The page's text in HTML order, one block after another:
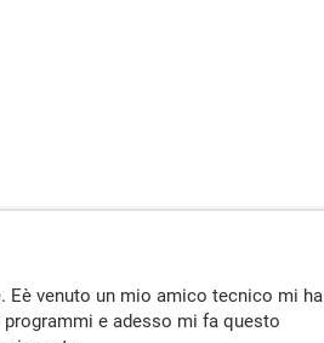
Eè venuto un mio amico tecnico mi ha
e adesso mi fa questo